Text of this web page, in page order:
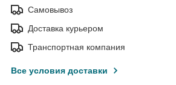
Самовывоз
Доставка курьером
Транспортная компания
Все условия доставки